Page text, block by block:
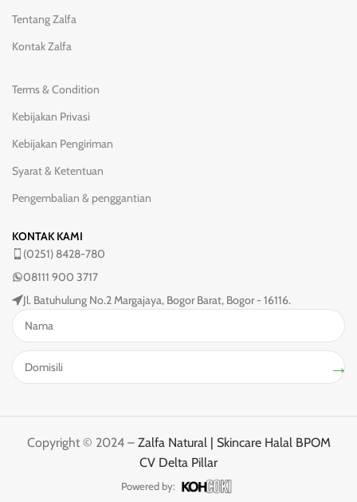
Tentang Zalfa
Kontak Zalfa
Terms & Condition
Kebijakan Privasi
Kebijakan Pengiriman
Syarat & Ketentuan
Pengembalian & penggantian
KONTAK KAMI
(0251) 8428-780
08111 900 3717
Jl. Batuhulung No.2 Margajaya, Bogor Barat, Bogor - 16116.
→
Copyright © 2024 – Zalfa Natural | Skincare Halal BPOM
CV Delta Pillar
Powered by: